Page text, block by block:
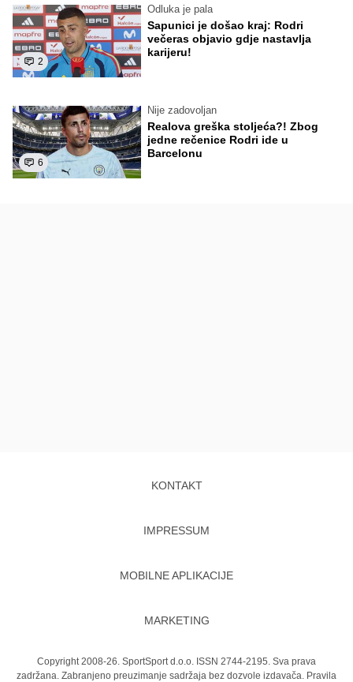
2
Odluka je pala
Sapunici je došao kraj: Rodri
večeras objavio gdje nastavlja
karijeru!
6
Nije zadovoljan
Realova greška stoljeća?! Zbog
jedne rečenice Rodri ide u
Barcelonu
KONTAKT
IMPRESSUM
MOBILNE APLIKACIJE
MARKETING
Copyright 2008-26. SportSport d.o.o. ISSN 2744-2195. Sva prava
zadržana. Zabranjeno preuzimanje sadržaja bez dozvole izdavača. Pravila